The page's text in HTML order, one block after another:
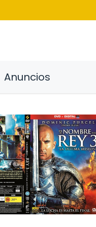
Anuncios